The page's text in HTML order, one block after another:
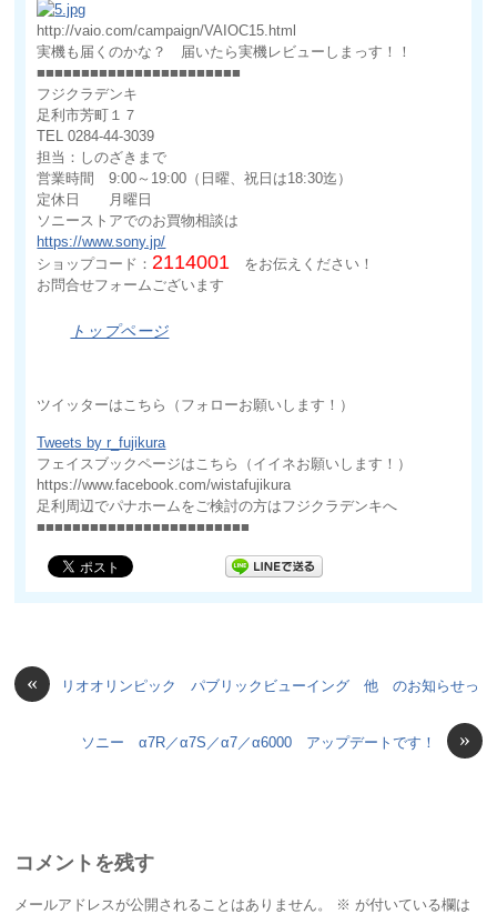
http://vaio.com/campaign/VAIOC15.html
実機も届くのかな？ 届いたら実機レビューしまっす！！
■■■■■■■■■■■■■■■■■■■■■■■
フジクラデンキ
足利市芳町１７
TEL 0284-44-3039
担当：しのざきまで
営業時間 9:00～19:00（日曜、祝日は18:30迄）
定休日 月曜日
ソニーストアでのお買物相談は
https://www.sony.jp/
ショップコード： 2114001 をお伝えください！
お問合せフォームございます
トップページ
ツイッターはこちら（フォローお願いします！）
Tweets by r_fujikura
フェイスブックページはこちら（イイネお願いします！）
https://www.facebook.com/wistafujikura
足利周辺でパナホームをご検討の方はフジクラデンキへ
■■■■■■■■■■■■■■■■■■■■■■■■
« リオオリンピック パブリックビューイング 他 のお知らせっ
»
ソニー α7R／α7S／α7／α6000 アップデートです！
コメントを残す
メールアドレスが公開されることはありません。 ※ が付いている欄は